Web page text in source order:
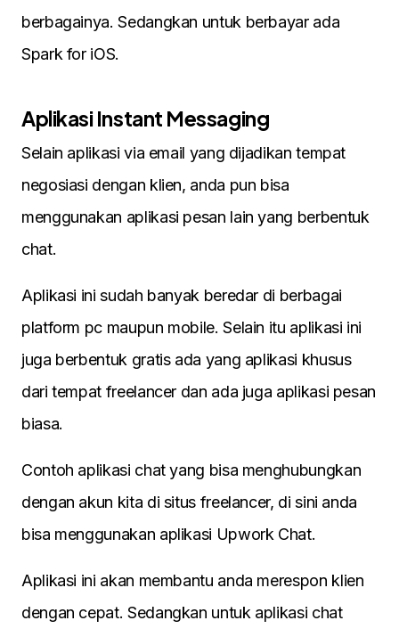
berbagainya. Sedangkan untuk berbayar ada
Spark for iOS.
Aplikasi Instant Messaging
Selain aplikasi via email yang dijadikan tempat
negosiasi dengan klien, anda pun bisa
menggunakan aplikasi pesan lain yang berbentuk
chat.
Aplikasi ini sudah banyak beredar di berbagai
platform pc maupun mobile. Selain itu aplikasi ini
juga berbentuk gratis ada yang aplikasi khusus
dari tempat freelancer dan ada juga aplikasi pesan
biasa.
Contoh aplikasi chat yang bisa menghubungkan
dengan akun kita di situs freelancer, di sini anda
bisa menggunakan aplikasi Upwork Chat.
Aplikasi ini akan membantu anda merespon klien
dengan cepat. Sedangkan untuk aplikasi chat